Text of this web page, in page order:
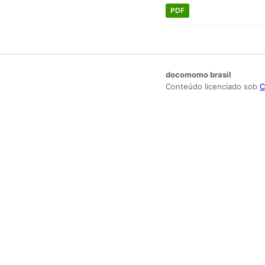
PDF
docomomo brasil
Conteúdo licenciado sob